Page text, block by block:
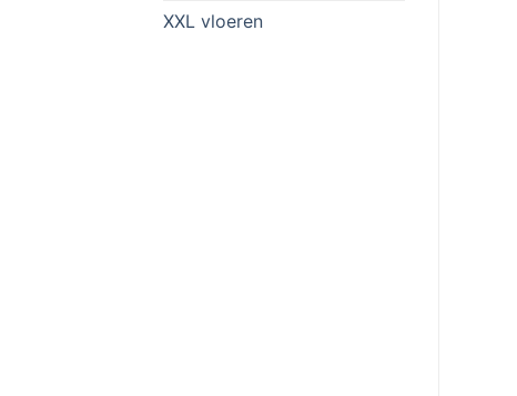
XXL vloeren